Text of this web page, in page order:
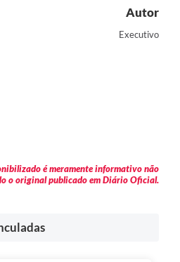
Autor
Executivo
é meramente informativo não
o original publicado em Diário Oficial.